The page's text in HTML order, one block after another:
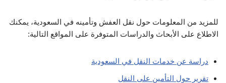
للمزيد من المعلومات حول نقل العفش وتأمينه في السعودية، يمكنك
الاطلاع على الأبحاث والدراسات المتوفرة على المواقع التالية:
دراسة عن خدمات النقل في السعودية
تقرير حول التأمين على النقل